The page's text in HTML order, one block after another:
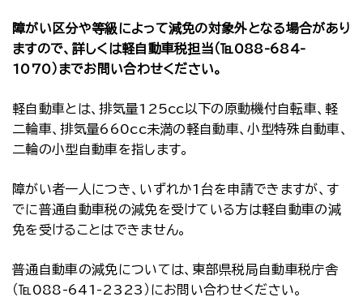
障がい区分や等級によって減免の対象外となる場合があり
ますので、詳しくは軽自動車税担当（℡088-684-
1070）までお問い合わせください。
軽自動車とは、排気量125cc以下の原動機付自転車、軽
二輪車、排気量660cc未満の軽自動車、小型特殊自動車、
二輪の小型自動車を指します。
障がい者一人につき、いずれか1台を申請できますが、す
でに普通自動車税の減免を受けている方は軽自動車の減
免を受けることはできません。
普通自動車の減免については、東部県税局自動車税庁舎
（℡088-641-2323）にお問い合わせください。